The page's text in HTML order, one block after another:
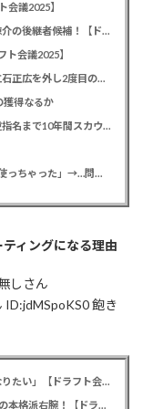
会議2025】
カープドラ3勝田成！近畿大163cmセカンド！菊池涼介の後継者候補！【ドラフト会議2025】
会議2025】
カープドラ1平川蓮！187cmのスイッチヒッター！立石正広を外し2度目の重複も新井監督がクジを引き当てる！【ドラフト会議2025】
獲得なるか
緒方孝市カープドラ3指名で青学出禁！澤﨑俊和の逆指名まで10年間スカウト出禁
【悲報】彼女「ごめん！俺くんの貯金、情報商材に使っちゃった」→…問い詰めたらギャン泣きされたんだが俺が悪いのか？
ィングになる理由
しさん
飽き
カープドラ6西川篤夢！「日本を代表する遊撃手になりたい」【ドラフト会議2025】
カープドラ5赤木晴哉！191cm最速153キロ！佛教大の本格派右腕！【ドラフト会議2025】